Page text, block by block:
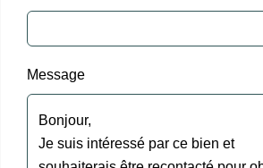
Message